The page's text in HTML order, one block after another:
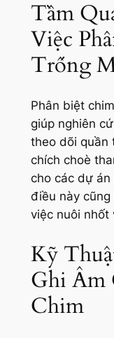
Tầm
Việc
Trống
Phân biệt
giúp nghiên
theo dõi quần
chích choè
cho các dự
điều này
việc nuôi nhốt
Kỹ
Ghi Âm
Chim